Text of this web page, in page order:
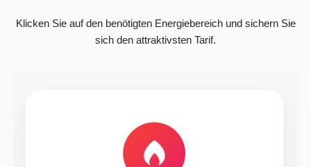
Klicken Sie auf den benötigten Energiebereich und sichern Sie
sich den attraktivsten Tarif.